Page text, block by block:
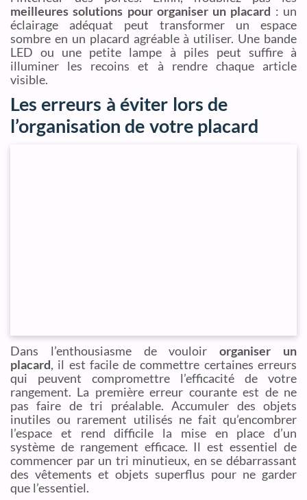
meilleures solutions pour organiser un placard : un
éclairage adéquat peut transformer un espace
sombre en un placard agréable à utiliser. Une bande
LED ou une petite lampe à piles peut suffire à
illuminer les recoins et à rendre chaque article
visible.
Les erreurs à éviter lors de
l’organisation de votre placard
Dans l’enthousiasme de vouloirorganiser un
placard, il est facile de commettre certaines erreurs
qui peuvent compromettre l’efficacité de votre
rangement. La première erreur courante est de ne
pas faire de tri préalable. Accumuler des objets
inutiles ou rarement utilisés ne fait qu’encombrer
l’espace et rend difficile la mise en place d’un
système de rangement efficace. Il est essentiel de
commencer par un tri minutieux, en se débarrassant
des vêtements et objets superflus pour ne garder
que l’essentiel.